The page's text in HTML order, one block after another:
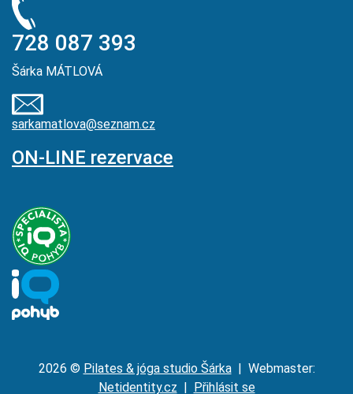
728 087 393
Šárka MÁTLOVÁ
sarkamatlova@seznam.cz
ON-LINE rezervace
2026 © Pilates & jóga studio Šárka| Webmaster:
Netidentity.cz
Přihlásit se